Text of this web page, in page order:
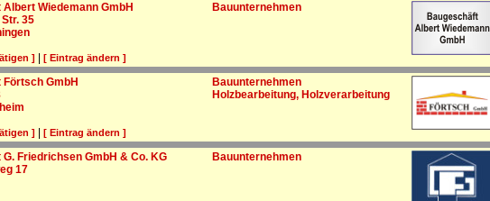
Wiedemann GmbH
35
] [ Eintrag ändern ]
Bauunternehmen
GmbH
] [ Eintrag ändern ]
Bauunternehmen
Holzbearbeitung, Holzverarbeitung
Friedrichsen GmbH & Co. KG
17
Bauunternehmen